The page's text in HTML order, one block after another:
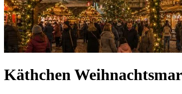
Käthchen